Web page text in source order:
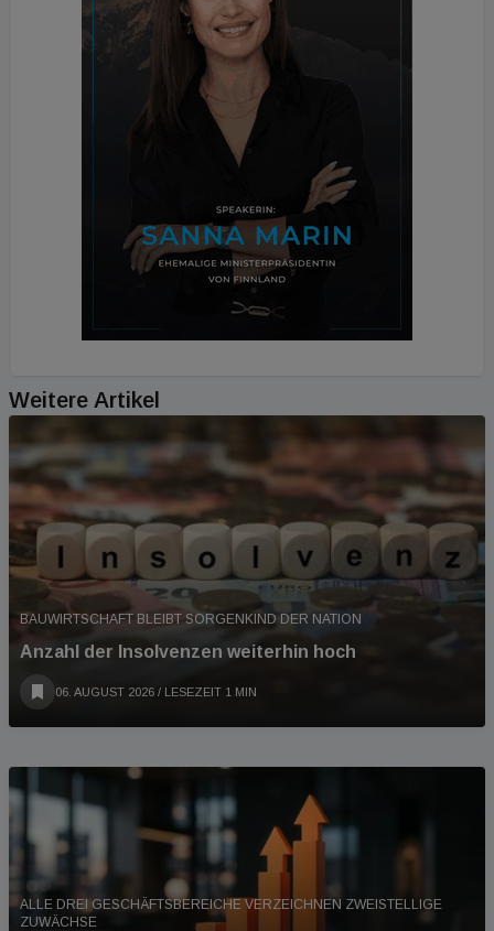
Weitere Artikel
BAUWIRTSCHAFT BLEIBT SORGENKIND DER NATION
Anzahl der Insolvenzen weiterhin hoch
06. AUGUST 2026 / LESEZEIT 1 MIN
ALLE DREI GESCHÄFTSBEREICHE VERZEICHNEN ZWEISTELLIGE
ZUWÄCHSE